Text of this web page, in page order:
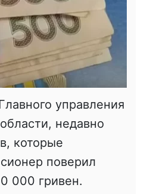
управления
недавно
которые
поверил
000 гривен.